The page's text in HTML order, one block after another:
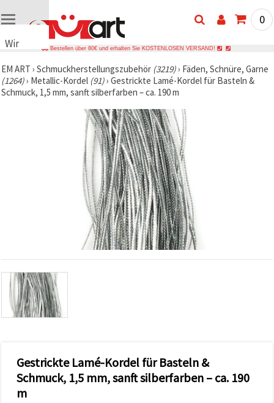
Wir
Cookies
🍪 Wir
verwenden
Datenverkehr
zu
analysieren
sowie
relevantere
Unterstützung
Partner für
Analyse
0
Bestellen über 80€ und erhalten Sie KOSTENLOSEN VERSAND!
EM ART › Schmuckherstellungszubehör (3219)› Fäden, Schnüre, Garne
(1264)› Metallic-Kordel (91)› Gestrickte Lamé-Kordel für Basteln &
Schmuck, 1,5 mm, sanft silberfarben – ca. 190 m
Gestrickte Lamé-Kordel für Basteln &
Schmuck, 1,5 mm, sanft silberfarben – ca. 190
m